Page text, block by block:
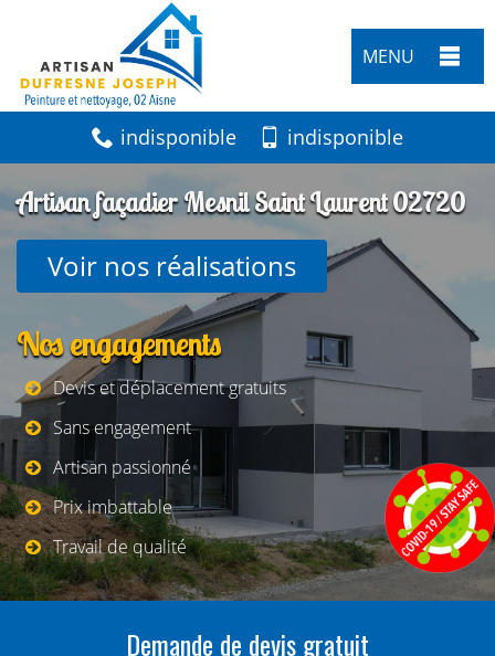
MENU
indisponible indisponible
Artisan façadier Mesnil Saint Laurent 02720
Voir nos réalisations
Nos engagements
Devis et déplacement gratuits
Sans engagement
Artisan passionné
Prix imbattable
Travail de qualité
Demande de devis gratuit